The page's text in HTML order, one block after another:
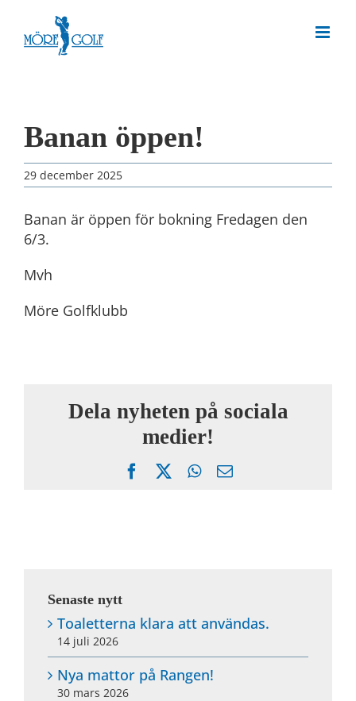
content
Banan öppen!
29 december 2025
Banan är öppen för bokning Fredagen den
6/3.
Mvh
Möre Golfklubb
Dela nyheten på sociala
medier!
FacebookWhatsApp
Email
Senaste nytt
Toaletterna klara att användas.
14 juli 2026
Nya mattor på Rangen!
30 mars 2026